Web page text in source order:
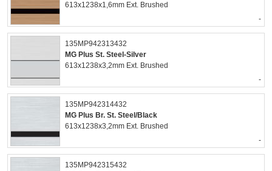
613x1238x1,6mm Ext. Brushed
-
135MP942313432
MG Plus St. Steel-Silver
613x1238x3,2mm Ext. Brushed
-
135MP942314432
MG Plus Br. St. Steel/Black
613x1238x3,2mm Ext. Brushed
-
135MP942315432